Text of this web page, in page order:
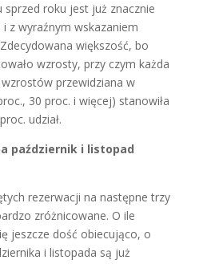
roku jest już znacznie
z wyraźnym wskazaniem
większość, bo
wzrosty, przy czym każda
przewidziana w
30 proc. i więcej) stanowiła
udział.
październik i listopad
rezerwacji na następne trzy
zróżnicowane. O ile
jeszcze dość obiecująco, o
i listopada są już